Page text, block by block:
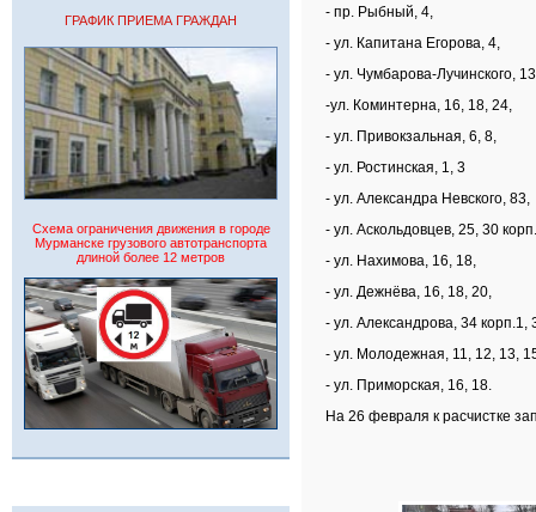
ГРАФИК ПРИЕМА ГРАЖДАН
Схема ограничения движения в городе
Мурманске грузового автотранспорта
длиной более 12 метров
- пр. Рыбный, 4,
- ул. Капитана Егорова, 4,
- ул. Чумбарова-Лучинского,
-ул. Коминтерна, 16, 18, 24,
- ул. Привокзальная, 6, 8,
- ул. Ростинская, 1, 3
- ул. Александра Невского, 83,
- ул. Аскольдовцев, 25, 30
- ул. Нахимова, 16, 18,
- ул. Дежнёва, 16, 18, 20,
- ул. Александрова, 34 корп.1,
- ул. Молодежная, 11, 12, 13,
- ул. Приморская, 16, 18.
На 26 февраля к расчистке